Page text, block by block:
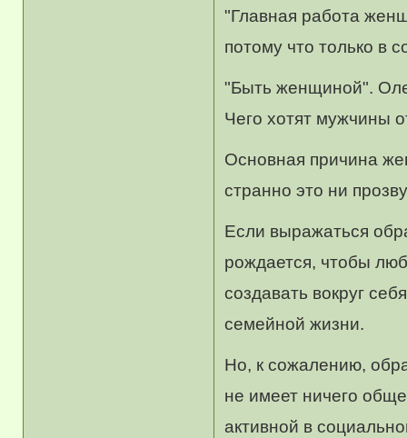
"Главная работа
потому что только в
"Быть женщиной".
Чего хотят мужчины
Основная причина
странно это ни
Если выражаться
рождается, чтобы
создавать вокруг
семейной жизни.
Но, к сожалению,
не имеет ничего
активной в